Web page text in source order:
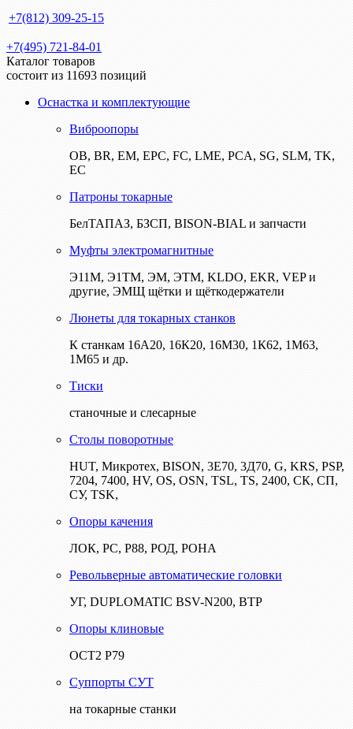
+7(812) 309-25-15
+7(495) 721-84-01
Каталог товаров
состоит из 11693 позиций
Оснастка и комплектующие
Виброопоры
ОВ, BR, EM, EPC, FC, LME, PCA, SG, SLM, TK,
EC
Патроны токарные
БелТАПАЗ, БЗСП, BISON-BIAL и запчасти
Муфты электромагнитные
Э11М, Э1ТМ, ЭМ, ЭТМ, KLDO, EKR, VEP и
другие, ЭМЩ щётки и щёткодержатели
Люнеты для токарных станков
К станкам 16А20, 16К20, 16М30, 1К62, 1М63,
1М65 и др.
Тиски
станочные и слесарные
Столы поворотные
HUT, Микротех, BISON, 3Е70, 3Д70, G, KRS, PSP,
7204, 7400, HV, OS, OSN, TSL, TS, 2400, СК, СП,
СУ, TSK,
Опоры качения
ЛОК, РС, Р88, РОД, РОНА
Револьверные автоматические головки
УГ, DUPLOMATIC BSV-N200, ВТР
Опоры клиновые
ОСТ2 Р79
Суппорты СУТ
на токарные станки